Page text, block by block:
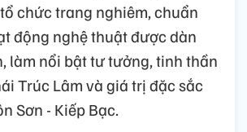
chức trang nghiêm, chuẩn
động nghệ thuật được dàn
làm nổi bật tư tưởng, tinh thần
Trúc Lâm và giá trị đặc sắc
Sơn - Kiếp Bạc.